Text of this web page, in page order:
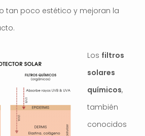
tan poco estético y mejoran la
Los filtros
solares
químicos,
también
conocidos